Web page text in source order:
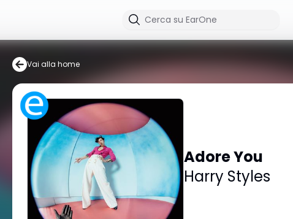
Vai alla home
Adore You
Harry Styles